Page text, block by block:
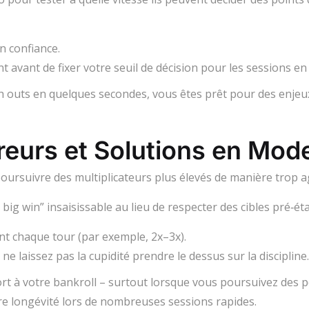
confiance.
avant de fixer votre seuil de décision pour les sessions
en quelques secondes, vous êtes prêt pour des
et Solutions en
des multiplicateurs plus élevés de manière trop
win” insaisissable au lieu de respecter des cibles
chaque tour (par exemple, 2x–3x).
laissez pas la cupidité prendre le dessus sur la discipline.
à votre bankroll – surtout lorsque vous poursuivez des
longévité lors de nombreuses sessions rapides.